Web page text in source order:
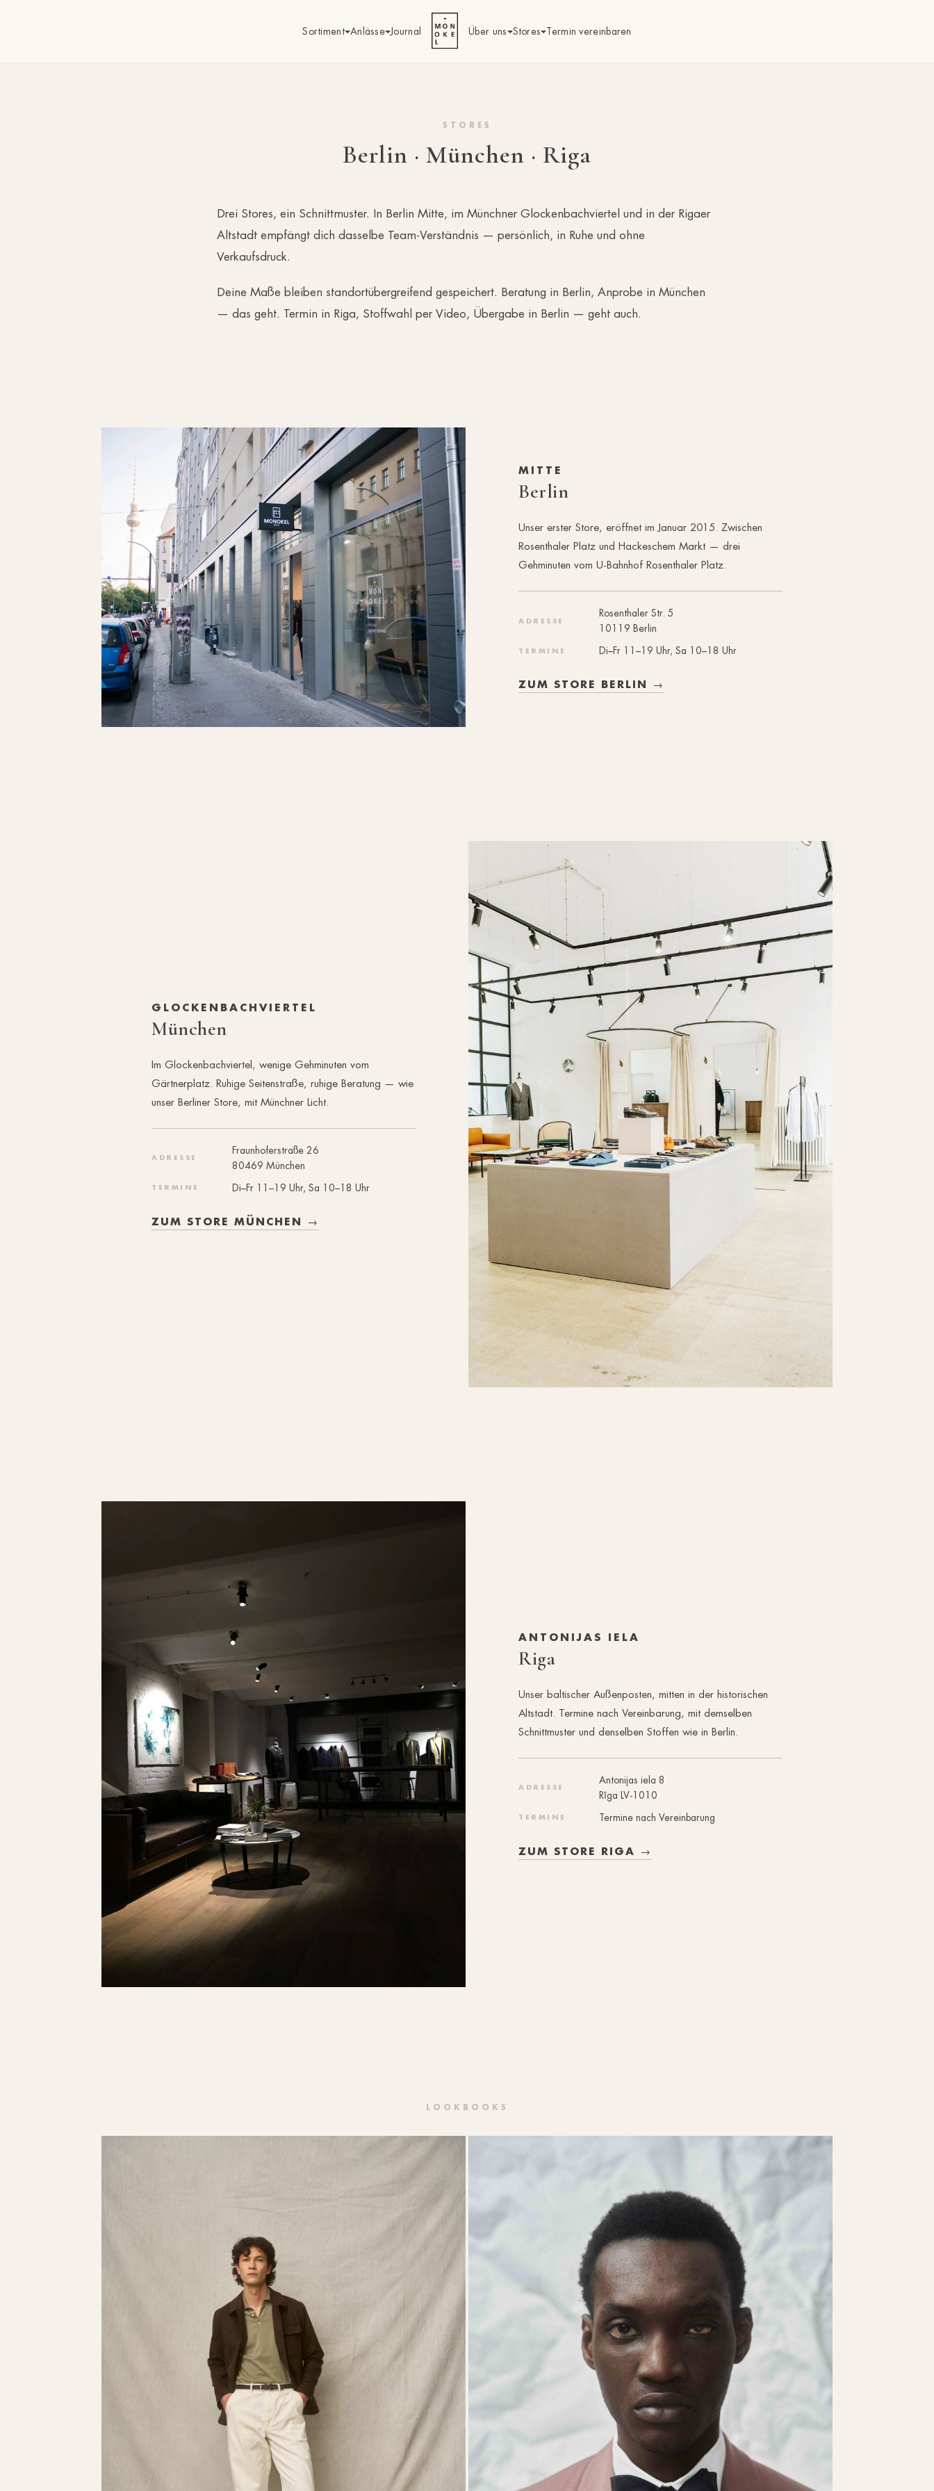
Sortiment Anlässe Journal Über uns Stores Termin vereinbaren
STORES
Berlin · München · Riga
Drei Stores, ein Schnittmuster. In Berlin Mitte, im Münchner Glockenbachviertel und in der Rigaer
Altstadt empfängt dich dasselbe Team-Verständnis — persönlich, in Ruhe und ohne
Verkaufsdruck.
Deine Maße bleiben standortübergreifend gespeichert. Beratung in Berlin, Anprobe in München
— das geht. Termin in Riga, Stoffwahl per Video, Übergabe in Berlin — geht auch.
MITTE
Berlin
Unser erster Store, eröffnet im Januar 2015. Zwischen
Rosenthaler Platz und Hackeschem Markt — drei
Gehminuten vom U-Bahnhof Rosenthaler Platz.
ADRESSE
Rosenthaler Str. 5
10119 Berlin
TERMINE Di–Fr 11–19 Uhr, Sa 10–18 Uhr
ZUM STORE BERLIN →
GLOCKENBACHVIERTEL
München
Im Glockenbachviertel, wenige Gehminuten vom
Gärtnerplatz. Ruhige Seitenstraße, ruhige Beratung — wie
unser Berliner Store, mit Münchner Licht.
ADRESSE
Fraunhoferstraße 26
80469 München
TERMINE Di–Fr 11–19 Uhr, Sa 10–18 Uhr
ZUM STORE MÜNCHEN →
ANTONIJAS IELA
Riga
Unser baltischer Außenposten, mitten in der historischen
Altstadt. Termine nach Vereinbarung, mit demselben
Schnittmuster und denselben Stoffen wie in Berlin.
ADRESSE
Antonijas iela 8
Rīga LV-1010
TERMINE Termine nach Vereinbarung
ZUM STORE RIGA →
LOOKBOOKS